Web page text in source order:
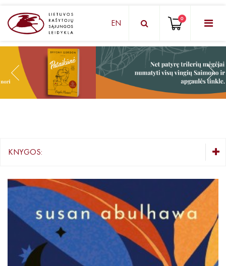
KNYGŲ DĖŽUTĖ - STAIGMENA
Grožinė literatūra
Knygos su autografais
KNYGOS PIGIAU
Išparduota
EN 0
KNYGOS:
Grožinė literatūra
Lietuvių autorių literatūra
Užsienio autorių literatūra
Trileriai, detektyvai
Klasika
Apsakymai, novelės